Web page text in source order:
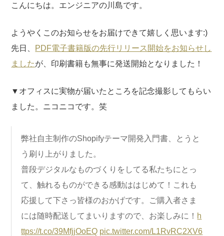
こんにちは。エンジニアの川島です。
ようやくこのお知らせをお届けできて嬉しく思います:)
先日、 PDF電子書籍版の先行リリース開始をお知らせし
ましたが、印刷書籍も無事に発送開始となりました！
▼オフィスに実物が届いたところを記念撮影してもらい
ました。ニコニコです。笑
弊社自主制作のShopifyテーマ開発入門書、とうと
う刷り上がりました。
普段デジタルなものづくりをしてる私たちにとっ
て、触れるものができる感動ははじめて！これも
応援して下さっ皆様のおかげです。ご購入者さま
には随時配送してまいりますので、お楽しみに！ h
ttps://t.co/39MfjjOoEQ pic.twitter.com/L1RvRC2XV6